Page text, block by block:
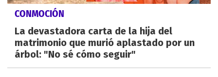
CONMOCIÓN
La devastadora carta de la hija del
matrimonio que murió aplastado por un
árbol: "No sé cómo seguir"